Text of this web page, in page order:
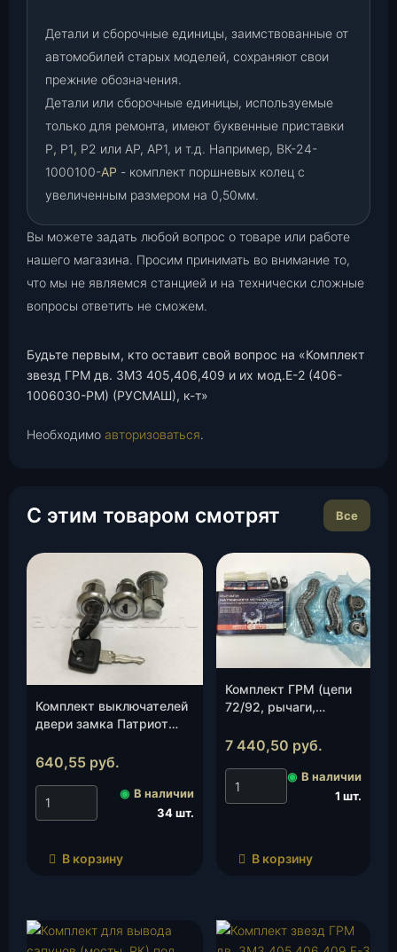
Детали и сборочные единицы, заимствованные от
автомобилей старых моделей, сохраняют свои
прежние обозначения.
Детали или сборочные единицы, используемые
только для ремонта, имеют буквенные приставки
Р, Р1, Р2 или АР, АР1, и т.д. Например, ВК-24-
1000100-АР - комплект поршневых колец с
увеличенным размером на 0,50мм.
Вы можете задать любой вопрос о товаре или работе
нашего магазина. Просим принимать во внимание то,
что мы не являемся станцией и на технически сложные
вопросы ответить не сможем.
Будьте первым, кто оставит свой вопрос на «Комплект
звезд ГРМ дв. ЗМЗ 405,406,409 и их мод.Е-2 (406-
1006030-РМ) (РУСМАШ), к-т»
Необходимо авторизоваться.
С этим товаром смотрят Все
Комплект выключателей
двери замка Патриот
Авто), к-т.
640,55 руб.
◉ В наличии
34 шт.
В корзину
Комплект ГРМ (цепи
72/92, рычаги,
ЗМЗ 406-409 Е-2
7 440,50 руб.
◉ В наличии
1 шт.
В корзину